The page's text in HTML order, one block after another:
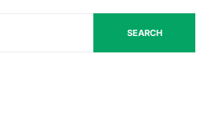
SEARCH